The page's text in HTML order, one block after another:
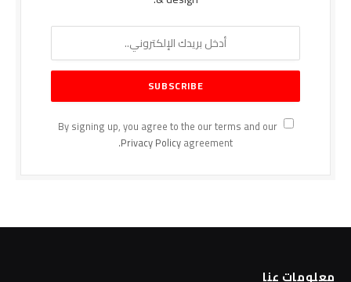
By signing up, you agree to the our terms and our
Privacy Policyagreement.
معلومات عنا